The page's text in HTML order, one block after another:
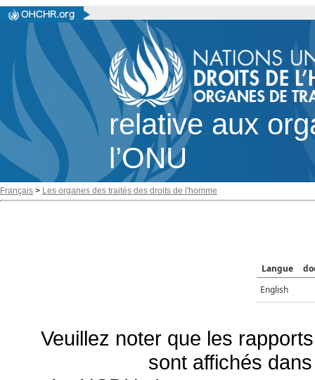
relative aux
l’ONU
Français > Les organes des traités des droits de l'homme
Langue
English
Veuillez noter que les
sont affichés